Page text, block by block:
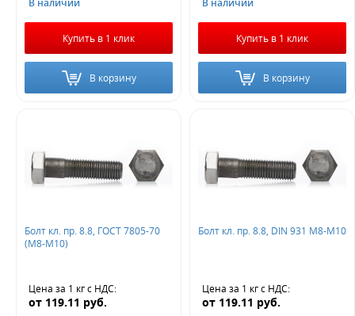
В наличии
Купить в 1 клик
В корзину
В наличии
Купить в 1 клик
В корзину
Болт кл. пр. 8.8, ГОСТ 7805-70
(М8-М10)
Цена за 1 кгс НДС:
от 119.11 руб.
Болт кл. пр. 8.8, DIN 931 М8-М10
Цена за 1 кгс НДС:
от 119.11 руб.